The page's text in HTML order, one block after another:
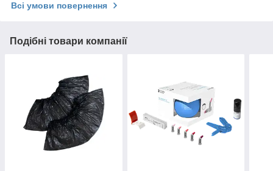
Всі умови повернення
Подібні товари компанії